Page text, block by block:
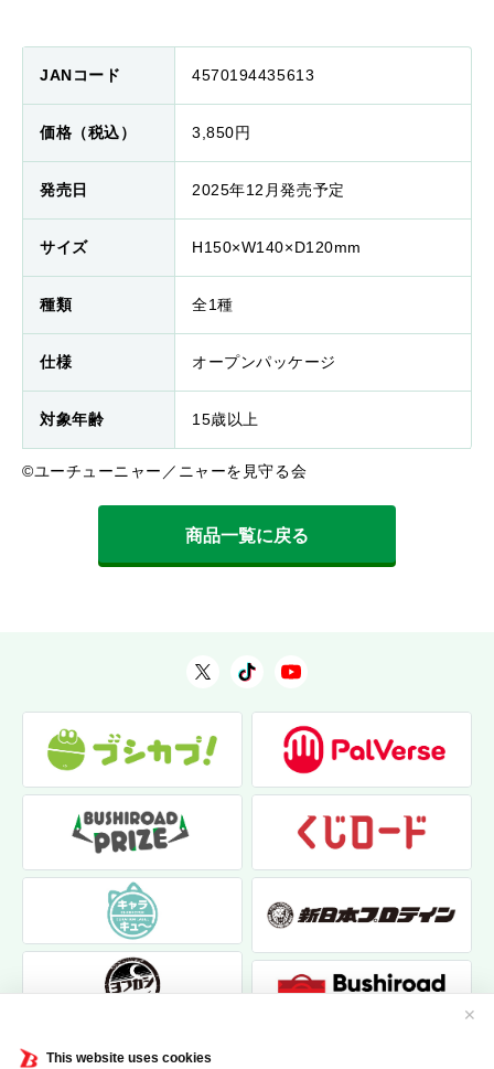
This website uses cookies
✕
JANコード 4570194435613
価格（税込） 3,850円
発売日 2025年12月発売予定
サイズ H150×W140×D120mm
種類 全1種
仕様 オープンパッケージ
対象年齢 15歳以上
©ユーチューニャー／ニャーを見守る会
商品一覧に戻る